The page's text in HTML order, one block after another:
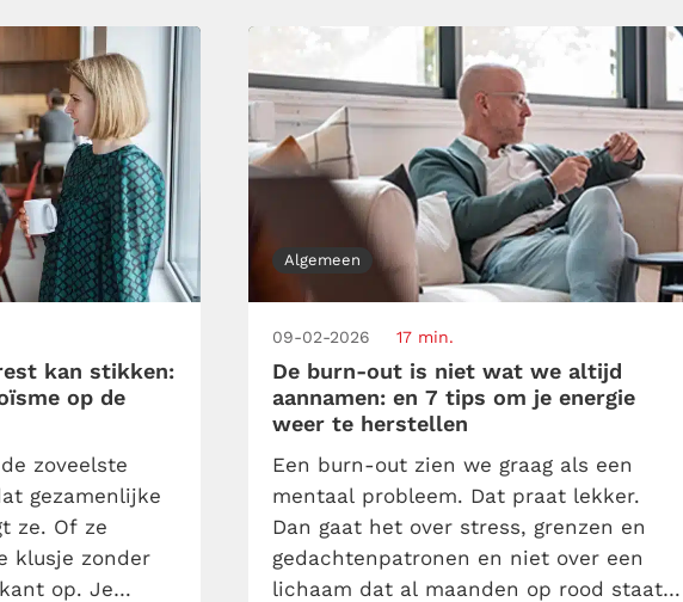
[…]
aanvoelt als een […]
kan stikken:
op de
zoveelste
gezamenlijke
ze. Of ze
klusje zonder
op. Je
Algemeen
09-02-2026 17 min.
De burn-out is niet wat we altijd
aannamen: en 7 tips om je energie
weer te herstellen
Een burn-out zien we graag als een
mentaal probleem. Dat praat lekker.
Dan gaat het over stress, grenzen en
gedachtenpatronen en niet over een
lichaam dat al maanden op rood staat.